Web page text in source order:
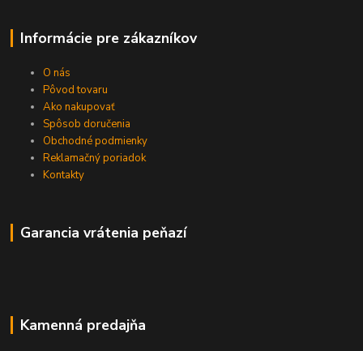
Informácie pre zákazníkov
O nás
Pôvod tovaru
Ako nakupovať
Spôsob doručenia
Obchodné podmienky
Reklamačný poriadok
Kontakty
Garancia vrátenia peňazí
Kamenná predajňa